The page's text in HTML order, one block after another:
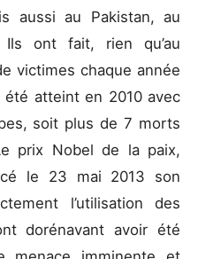
aussi au Pakistan, au
ont fait, rien qu’au
victimes chaque année
atteint en 2010 avec
soit plus de 7 morts
prix Nobel de la paix,
le 23 mai 2013 son
l’utilisation des
dorénavant avoir été